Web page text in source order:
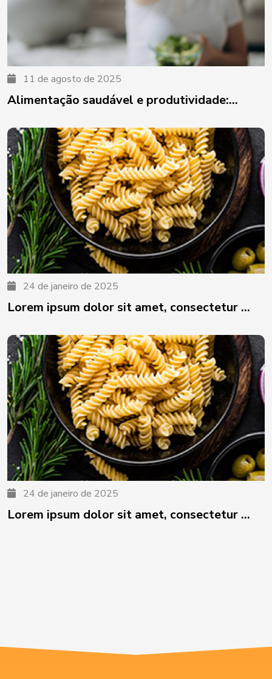
11 de agosto de 2025
Alimentação saudável e produtividade:...
24 de janeiro de 2025
Lorem ipsum dolor sit amet, consectetur ...
24 de janeiro de 2025
Lorem ipsum dolor sit amet, consectetur ...